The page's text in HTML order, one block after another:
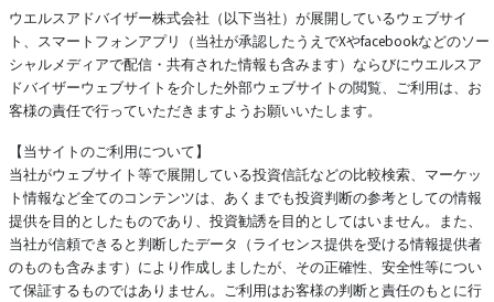
ウエルスアドバイザー株式会社（以下当社）が展開しているウェブサイ
ト、スマートフォンアプリ（当社が承認したうえでXやfacebookなどのソー
シャルメディアで配信・共有された情報も含みます）ならびにウエルスア
ドバイザーウェブサイトを介した外部ウェブサイトの閲覧、ご利用は、お
客様の責任で行っていただきますようお願いいたします。
【当サイトのご利用について】
当社がウェブサイト等で展開している投資信託などの比較検索、マーケッ
ト情報など全てのコンテンツは、あくまでも投資判断の参考としての情報
提供を目的としたものであり、投資勧誘を目的としてはいません。また、
当社が信頼できると判断したデータ（ライセンス提供を受ける情報提供者
のものも含みます）により作成しましたが、その正確性、安全性等につい
て保証するものではありません。ご利用はお客様の判断と責任のもとに行